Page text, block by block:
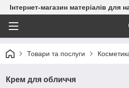
Інтернет-магазин матеріалів для
Товари та послуги
Крем для обличчя